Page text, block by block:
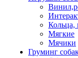
Кольца,
Мягкие
Мячики
Груминг